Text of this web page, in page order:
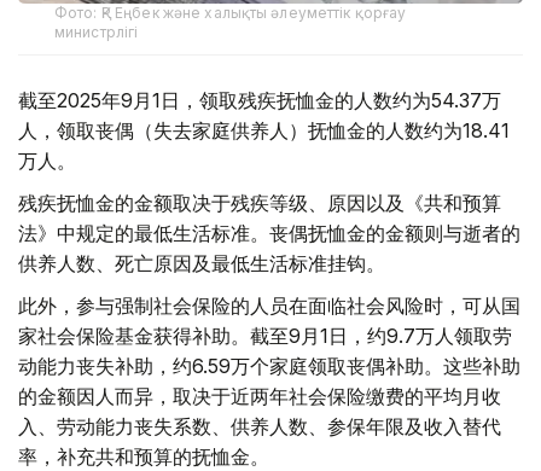
Фото: ҚР Еңбек және халықты әлеуметтік қорғау
министрлігі
截至2025年9月1日，领取残疾抚恤金的人数约为54.37万
人，领取丧偶（失去家庭供养人）抚恤金的人数约为18.41
万人。
残疾抚恤金的金额取决于残疾等级、原因以及《共和预算
法》中规定的最低生活标准。丧偶抚恤金的金额则与逝者的
供养人数、死亡原因及最低生活标准挂钩。
此外，参与强制社会保险的人员在面临社会风险时，可从国
家社会保险基金获得补助。截至9月1日，约9.7万人领取劳
动能力丧失补助，约6.59万个家庭领取丧偶补助。这些补助
的金额因人而异，取决于近两年社会保险缴费的平均月收
入、劳动能力丧失系数、供养人数、参保年限及收入替代
率，补充共和预算的抚恤金。